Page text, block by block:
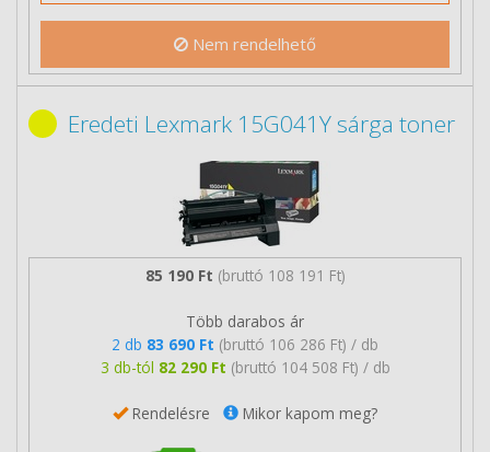
Nem rendelhető
Eredeti Lexmark 15G041Y sárga toner
85 190 Ft (bruttó 108 191 Ft)
Több darabos ár
2 db 83 690 Ft (bruttó 106 286 Ft) / db
3 db-tól 82 290 Ft (bruttó 104 508 Ft) / db
Rendelésre Mikor kapom meg?